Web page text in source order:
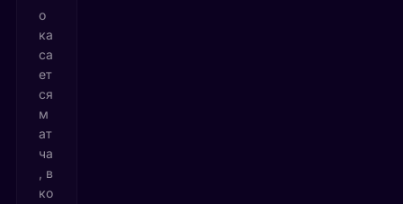
о
ка
са
ет
ся
м
ат
ча
, в
ко